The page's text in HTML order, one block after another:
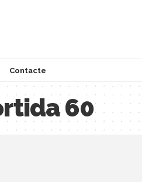
Contacte
60